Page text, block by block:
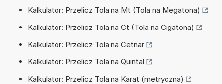
Kalkulator: Przelicz Tola na Mt (Tola na Megatona)
Kalkulator: Przelicz Tola na Gt (Tola na Gigatona)
Kalkulator: Przelicz Tola na Cetnar
Kalkulator: Przelicz Tola na Quintal
Kalkulator: Przelicz Tola na Karat (metryczna)